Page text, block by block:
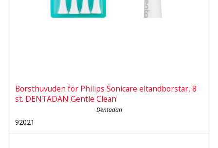
Borsthuvuden för Philips Sonicare eltandborstar, 8
st. DENTADAN Gentle Clean
Dentadan
92021